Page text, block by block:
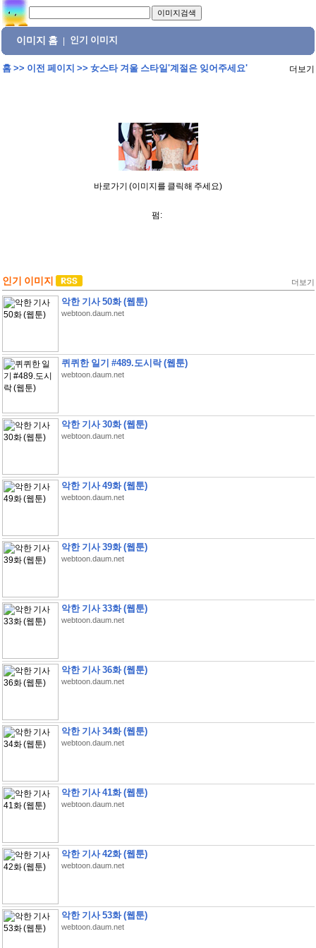
이미지 홈 인기 이미지
홈>> 이전 페이지 >> 女스타 겨울 스타일'계절은 잊어주세요' 더보기
바로가기 (이미지를 클릭해 주세요)
펌:
인기 이미지 더보기
악한 기사 50화 (웹툰)
webtoon.daum.net
퀴퀴한 일기 #489.도시락 (웹툰)
webtoon.daum.net
악한 기사 30화 (웹툰)
webtoon.daum.net
악한 기사 49화 (웹툰)
webtoon.daum.net
악한 기사 39화 (웹툰)
webtoon.daum.net
악한 기사 33화 (웹툰)
webtoon.daum.net
악한 기사 36화 (웹툰)
webtoon.daum.net
악한 기사 34화 (웹툰)
webtoon.daum.net
악한 기사 41화 (웹툰)
webtoon.daum.net
악한 기사 42화 (웹툰)
webtoon.daum.net
악한 기사 53화 (웹툰)
webtoon.daum.net